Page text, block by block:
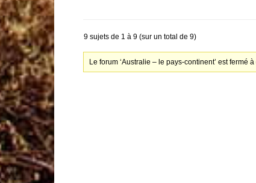
9 sujets de 1 à 9 (sur un total de 9)
Le forum ‘Australie – le pays-continent’ est fermé